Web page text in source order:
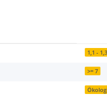
1,1 -
>= 7